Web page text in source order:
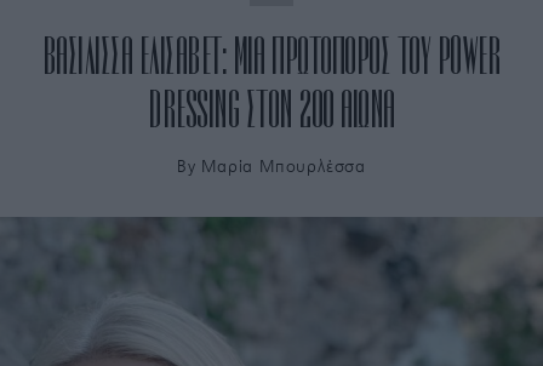
ΒΑΣΙΛΙΣΣΑ ΕΛΙΣΑΒΕΤ: ΜΙΑ ΠΡΩΤΟΠΟΡΟΣ ΤΟΥ POWER
DRESSING ΣΤΟΝ 20Ο ΑΙΩΝΑ
By Μαρία Μπουρλέσσα